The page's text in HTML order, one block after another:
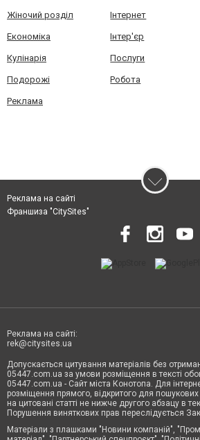
Жіночий розділ Інтернет
Економіка Інтер'єр
Кулінарія Послуги
Подорожі Робота
Реклама
Реклама на сайті
Франшиза "CitySites"
Реклама на сайті:
rek@citysites.ua
Допускається цитування матеріалів без
05447.com.ua за умови розміщення в тексті
05447.com.ua - Сайт міста Конотопа. Для
розміщення прямого, відкритого для
на цитовані статті не нижче другого абзацу в
Порушення виняткових прав переслідується
Матеріали з плашками "Новини компаній",